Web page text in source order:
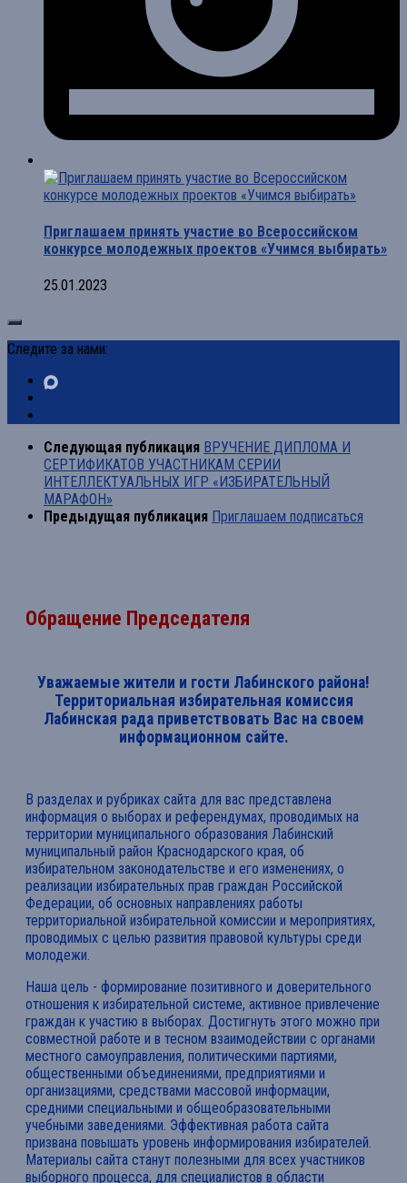
Приглашаем принять участие во Всероссийском
конкурсе молодежных проектов «Учимся выбирать»
25.01.2023
Следите за нами:
Следующая публикация ВРУЧЕНИЕ ДИПЛОМА И
СЕРТИФИКАТОВ УЧАСТНИКАМ СЕРИИ
ИНТЕЛЛЕКТУАЛЬНЫХ ИГР «ИЗБИРАТЕЛЬНЫЙ
МАРАФОН»
Предыдущая публикация Приглашаем подписаться
Обращение Председателя
Уважаемые жители и гости Лабинского района!
Территориальная избирательная комиссия
Лабинская рада приветствовать Вас на своем
информационном сайте.
В разделах и рубриках сайта для вас представлена
информация о выборах и референдумах, проводимых на
территории муниципального образования Лабинский
муниципальный район Краснодарского края, об
избирательном законодательстве и его изменениях, о
реализации избирательных прав граждан Российской
Федерации, об основных направлениях работы
территориальной избирательной комиссии и мероприятиях,
проводимых с целью развития правовой культуры среди
молодежи.
Наша цель - формирование позитивного и доверительного
отношения к избирательной системе, активное привлечение
граждан к участию в выборах. Достигнуть этого можно при
совместной работе и в тесном взаимодействии с органами
местного самоуправления, политическими партиями,
общественными объединениями, предприятиями и
организациями, средствами массовой информации,
средними специальными и общеобразовательными
учебными заведениями. Эффективная работа сайта
призвана повышать уровень информирования избирателей.
Материалы сайта станут полезными для всех участников
выборного процесса, для специалистов в области